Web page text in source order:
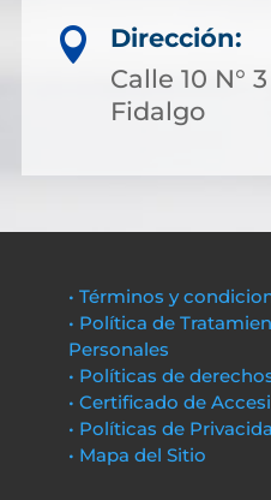

Dirección:
Calle 10 N°
Fidalgo
• Términos y
• Política de
Personales
• Políticas de
• Certificado de
• Políticas de
• Mapa del Sitio